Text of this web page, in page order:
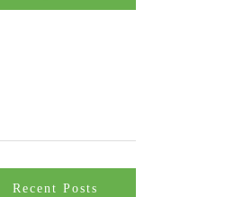
Recent Posts